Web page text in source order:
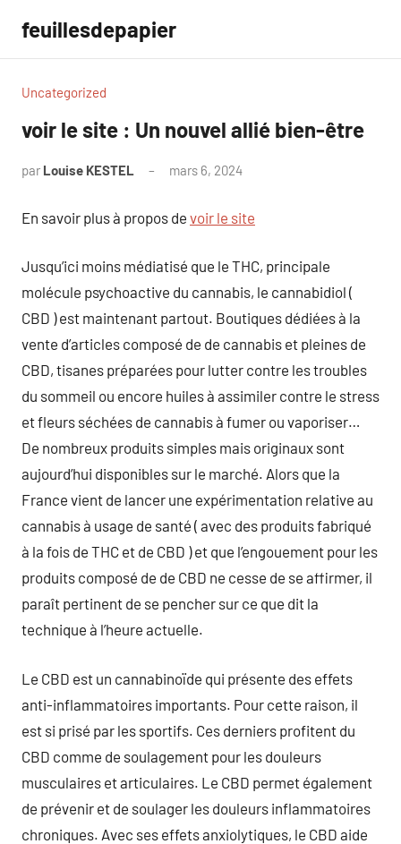
contenu
feuillesdepapier
Uncategorized
voir le site : Un nouvel allié bien-être
par Louise KESTEL mars 6, 2024
En savoir plus à propos de voir le site
Jusqu’ici moins médiatisé que le THC, principale
molécule psychoactive du cannabis, le cannabidiol (
CBD ) est maintenant partout. Boutiques dédiées à la
vente d’articles composé de de cannabis et pleines de
CBD, tisanes préparées pour lutter contre les troubles
du sommeil ou encore huiles à assimiler contre le stress
et fleurs séchées de cannabis à fumer ou vaporiser…
De nombreux produits simples mais originaux sont
aujourd’hui disponibles sur le marché. Alors que la
France vient de lancer une expérimentation relative au
cannabis à usage de santé ( avec des produits fabriqué
à la fois de THC et de CBD ) et que l’engouement pour les
produits composé de de CBD ne cesse de se affirmer, il
paraît pertinent de se pencher sur ce que dit la
technique à l’heure actuelle.
Le CBD est un cannabinoïde qui présente des effets
anti-inflammatoires importants. Pour cette raison, il
est si prisé par les sportifs. Ces derniers profitent du
CBD comme de soulagement pour les douleurs
musculaires et articulaires. Le CBD permet également
de prévenir et de soulager les douleurs inflammatoires
chroniques. Avec ses effets anxiolytiques, le CBD aide